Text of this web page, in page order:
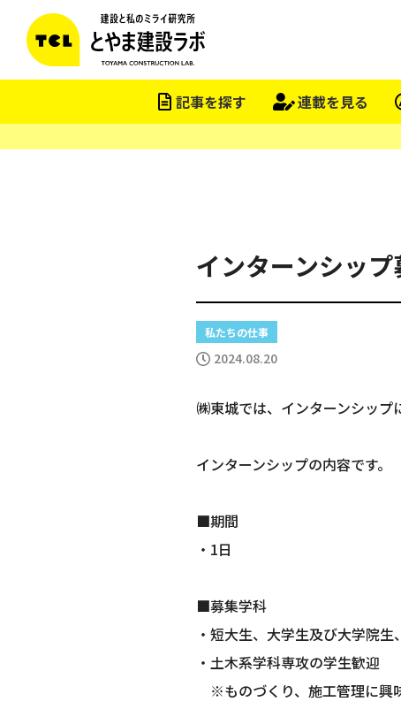
記事を探す 連載を見る
インターンシップ
私たちの仕事
2024.08.20
㈱東城では、インターンシップ
インターンシップの内容です。
■期間
・1日
■募集学科
・短大生、大学生及び大学院生
・土木系学科専攻の学生歓迎
※ものづくり、施工管理に興
この会社をもっと研究する